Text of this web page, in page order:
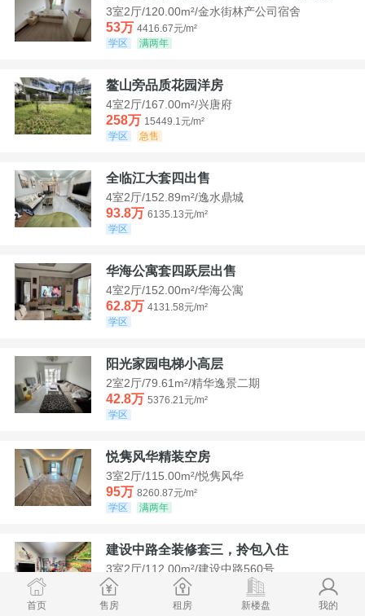
3室2厅/120.00m²/金水街林产公司宿舍
53万 4416.67元/m²
学区
满两年
鳌山旁品质花园洋房
4室2厅/167.00m²/兴唐府
258万 15449.1元/m²
学区
急售
全临江大套四出售
4室2厅/152.89m²/逸水鼎城
93.8万 6135.13元/m²
学区
华海公寓套四跃层出售
4室2厅/152.00m²/华海公寓
62.8万 4131.58元/m²
学区
阳光家园电梯小高层
2室2厅/79.61m²/精华逸景二期
42.8万 5376.21元/m²
学区
悦隽风华精装空房
3室2厅/115.00m²/悦隽风华
95万 8260.87元/m²
学区
满两年
建设中路全装修套三，拎包入住
3室2厅/112.00m²/建设中路560号
35万
3125元/m²
学区
首页 售房 租房 新楼盘 我的